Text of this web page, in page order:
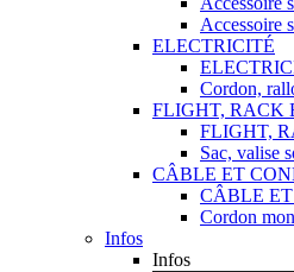
Accessoire
ELECTRICITÉ
Cordon,
FLIGHT, RACK
FLIGHT,
Sac, valise
CÂBLE ET
CÂBLE
Cordon
Infos
Infos